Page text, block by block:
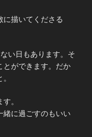
に描いてくださる
い日もあります。そ
とができます。だか
。
緒に過ごすのもいい